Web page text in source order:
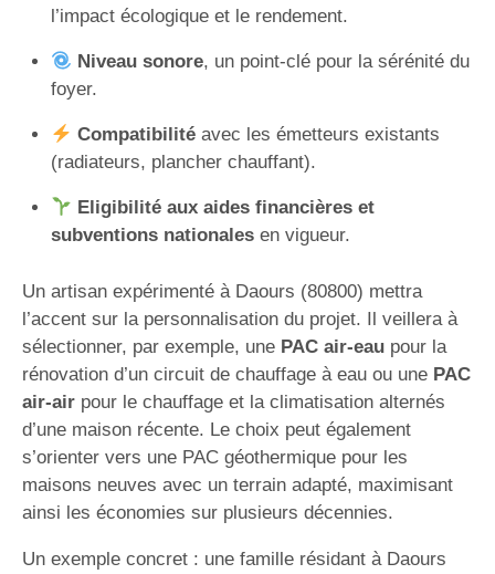
l’impact écologique et le rendement.
Niveau sonore, un point-clé pour la sérénité du
foyer.
Compatibilitéavec les émetteurs existants
(radiateurs, plancher chauffant).
Eligibilité aux aides financières et
subventions nationalesen vigueur.
Un artisan expérimenté à Daours (80800) mettra
l’accent sur la personnalisation du projet. Il veillera à
sélectionner, par exemple, une PAC air-eau pour la
rénovation d’un circuit de chauffage à eau ou une PAC
air-air pour le chauffage et la climatisation alternés
d’une maison récente. Le choix peut également
s’orienter vers une PAC géothermique pour les
maisons neuves avec un terrain adapté, maximisant
ainsi les économies sur plusieurs décennies.
Un exemple concret : une famille résidant à Daours